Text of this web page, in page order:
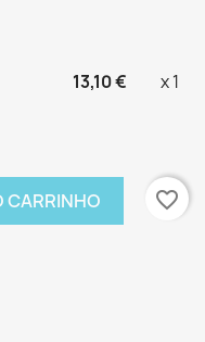
13,10 € x 1
CARRINHO favorite_border